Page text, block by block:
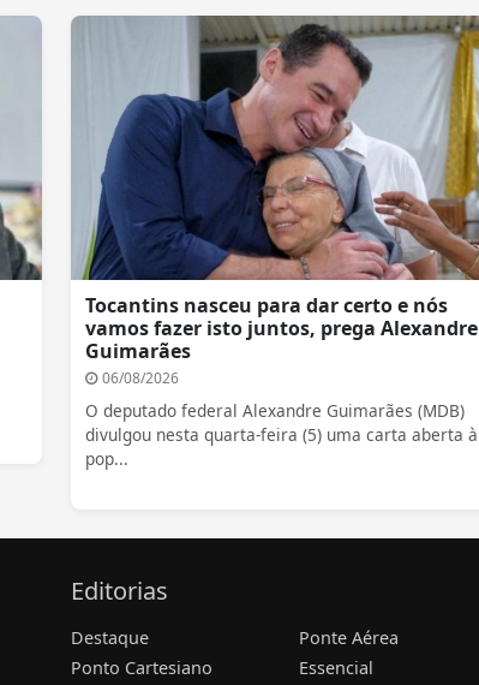
Tocantins nasceu para dar certo e nós
vamos fazer isto juntos, prega Alexandre
Guimarães
06/08/2026
O deputado federal Alexandre Guimarães (MDB)
divulgou nesta quarta-feira (5) uma carta aberta à
pop...
Editorias
Destaque
Ponto Cartesiano
Ponte Aérea
Essencial